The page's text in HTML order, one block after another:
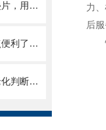
为更好的使用四氟橡胶复合垫片，用户需掌握这些知识
四氟橡胶复合垫片的这些特点便利了多种行业
膨体四氟垫储存期限多长？老化判断标准分享
力
后
钢